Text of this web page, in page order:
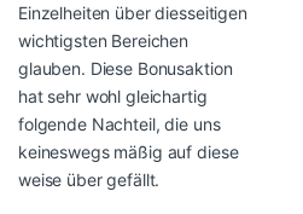
Einzelheiten über diesseitigen
wichtigsten Bereichen
glauben. Diese Bonusaktion
hat sehr wohl gleichartig
folgende Nachteil, die uns
keineswegs mäßig auf diese
weise über gefällt.